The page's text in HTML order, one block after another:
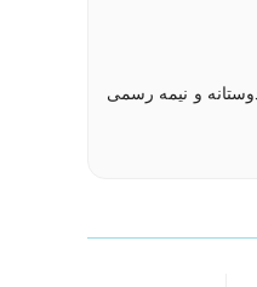
و نیمه رسمی